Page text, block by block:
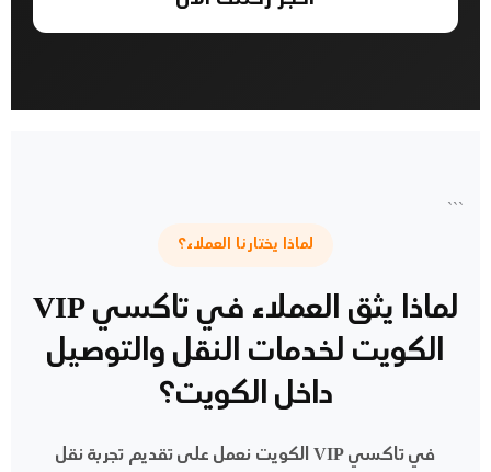
```
لماذا يختارنا العملاء؟
لماذا يثق العملاء في تاكسي VIP
الكويت لخدمات النقل والتوصيل
داخل الكويت؟
فيتاكسي VIP الكويت
نعمل على تقديم تجربة نقل